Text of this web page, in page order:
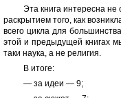
Эта книга интересна
раскрытием того, как
всего цикла для
этой и предыдущей книгах
таки наука, а не религия.
В итоге:
— за идеи — 9;